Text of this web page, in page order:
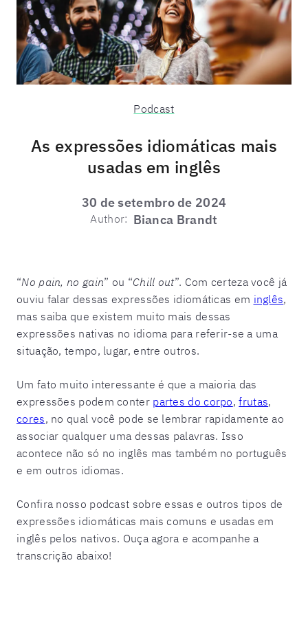
Podcast
As expressões idiomáticas mais
usadas em inglês
30 de setembro de 2024
Author: Bianca Brandt
“No pain, no gain” ou “Chill out”. Com certeza você já
ouviu falar dessas expressões idiomáticas em inglês,
mas saiba que existem muito mais dessas
expressões nativas no idioma para referir-se a uma
situação, tempo, lugar, entre outros.
Um fato muito interessante é que a maioria das
expressões podem conter partes do corpo,frutas,
cores, no qual você pode se lembrar rapidamente ao
associar qualquer uma dessas palavras. Isso
acontece não só no inglês mas também no português
e em outros idiomas.
Confira nosso podcast sobre essas e outros tipos de
expressões idiomáticas mais comuns e usadas em
inglês pelos nativos. Ouça agora e acompanhe a
transcrição abaixo!